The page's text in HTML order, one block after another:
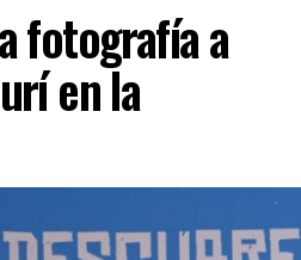
fotografía a
en la